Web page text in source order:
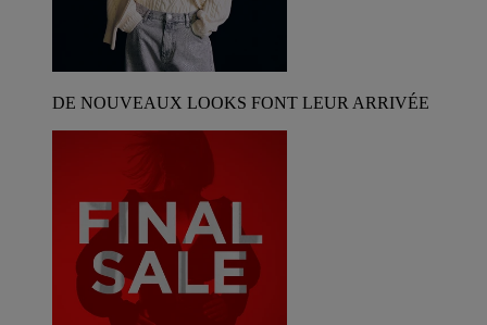
DE NOUVEAUX LOOKS FONT LEUR ARRIVÉE